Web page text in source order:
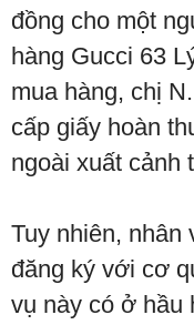
đồng cho một
hàng Gucci 63
mua hàng, chị
cấp giấy hoàn
ngoài xuất cảnh
Tuy nhiên, nhân
đăng ký với cơ
vụ này có ở hầu